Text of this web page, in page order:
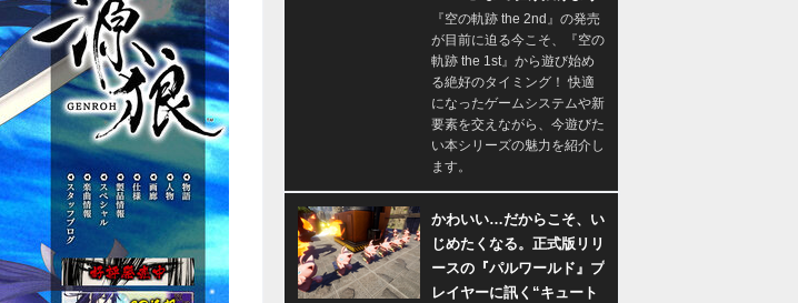
『空の軌跡 the 2nd』の発売
が目前に迫る今こそ、『空の
軌跡 the 1st』から遊び始め
る絶好のタイミング！ 快適
になったゲームシステムや新
要素を交えながら、今遊びた
い本シリーズの魅力を紹介し
ます。
かわいい…だからこそ、い
じめたくなる。正式版リリ
ースの『パルワールド』プ
レイヤーに訊く“キュート